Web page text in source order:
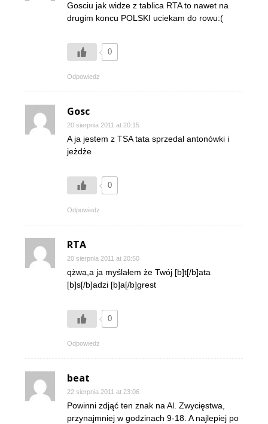
Gosciu jak widze z tablica RTA to nawet na
drugim koncu POLSKI uciekam do rowu:(
0
Odpowiedz
Gosc
20 sierpnia 2011 at 20:15
A ja jestem z TSA tata sprzedal antonówki i
jeżdże
0
Odpowiedz
RTA
20 sierpnia 2011 at 20:50
qżwa,a ja myślałem że Twój [b]t[/b]ata
[b]s[/b]adzi [b]a[/b]grest
0
Odpowiedz
beat
22 sierpnia 2011 at 23:06
Powinni zdjąć ten znak na Al. Zwycięstwa,
przynajmniej w godzinach 9-18. A najlepiej po